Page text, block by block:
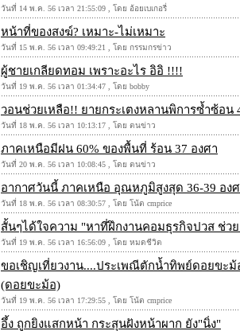
วันที่ 14 พ.ค. 56 เวลา 21:55:09 , โดย อ้อยเบเกอรี่
หน้าที่ของสงฆ์? เหมาะ-ไม่เหมาะ
วันที่ 15 พ.ค. 56 เวลา 09:49:21 , โดย กรรมกรข่าว
ผู้ชายเกลียดทอม เพราะอะไร อิอิ !!!!
วันที่ 19 พ.ค. 56 เวลา 01:34:47 , โดย bobby
วอนช่วยเหลือ!! ยายกระเตงหลานพิการซ้ำซ้อ
วันที่ 18 พ.ค. 56 เวลา 10:13:17 , โดย ตนข่าว
ภาคเหนือมีฝน 60% ของพื้นที่ ร้อน 37 องศา
วันที่ 20 พ.ค. 56 เวลา 10:08:45 , โดย ตนข่าว
อากาศวันนี้ ภาคเหนือ อุณหภูมิสูงสุด 36-39 อง
วันที่ 18 พ.ค. 56 เวลา 08:30:57 , โดย โน้ต cmprice
สั้นๆได้ใจความ "หาที่ฝึกงานคอมธุรกิจปวส ช่ว
วันที่ 19 พ.ค. 56 เวลา 16:56:09 , โดย หมดชีวิต
ขอเชิญเที่ยวงาน....ประเพณีตักน้ำทิพย์ดอยขะ
(ดอยขะม้อ)
วันที่ 19 พ.ค. 56 เวลา 17:29:55 , โดย โน้ต cmprice
อึ้ง ถูกยิงแสกหน้า กระสุนฝังหน้าผาก ยัง"นิ่ง"